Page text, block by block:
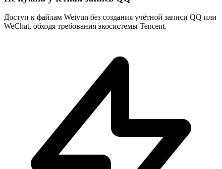
Доступ к файлам Weiyun без создания учётной записи QQ или
WeChat, обходя требования экосистемы Tencent.